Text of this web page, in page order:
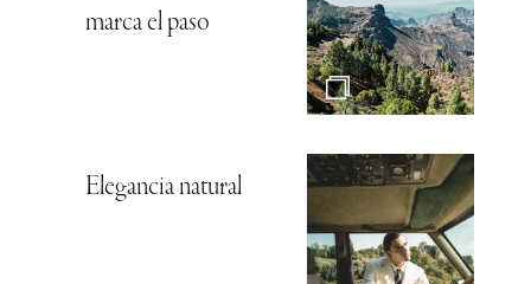
marca el paso
Elegancia natural